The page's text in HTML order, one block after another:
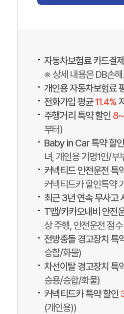
• 자동차보험료 카드결제
※ 상세 내용은 DB손
• 개인용 자동차보험료
• 전화가입 평균11.4%
• 주행거리 특약 할인
부터)
• Baby in Car 특약 할인
녀, 개인용 기명1인/
• 커넥티드 안전운전 특
커넥티드카 할인특약
• 최근 3년 연속 무사고
• T맵/카카오내비 안전
상 주행, 안전운전 점
• 전방충돌 경고장치 특
승합/화물)
• 차선이탈 경고장치 특
승용/승합/화물)
• 커넥티드카 특약 할인
(개인용))